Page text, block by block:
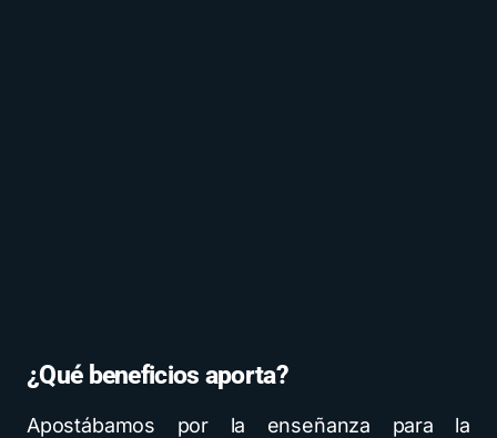
¿Qué beneficios aporta?
Apostábamos por la enseñanza para la